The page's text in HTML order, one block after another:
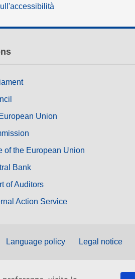
Union
of the European Union
Bank
of Auditors
Action Service
Language policy Legal notice